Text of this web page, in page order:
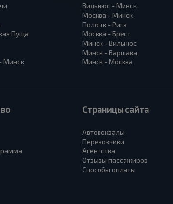
Пуща
Минск
Вильнюс - Минск
Москва - Минск
Полоцк - Рига
Москва - Брест
Минск - Вильнюс
Минск - Варшава
Минск - Москва
Страницы сайта
Автовокзалы
Перевозчики
Агентства
Отзывы пассажиров
Способы оплаты